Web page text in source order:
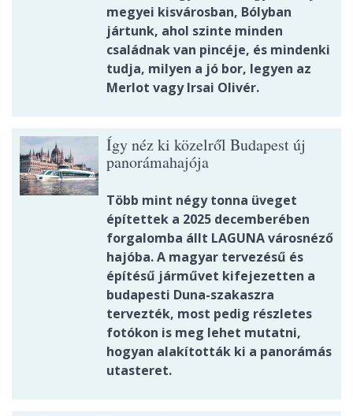
megyei kisvárosban, Bólyban
jártunk, ahol szinte minden
családnak van pincéje, és mindenki
tudja, milyen a jó bor, legyen az
Merlot vagy Irsai Olivér.
Így néz ki közelről Budapest új
panorámahajója
Több mint négy tonna üveget
építettek a 2025 decemberében
forgalomba állt LAGUNA városnéző
hajóba. A magyar tervezésű és
építésű járművet kifejezetten a
budapesti Duna-szakaszra
tervezték, most pedig részletes
fotókon is meg lehet mutatni,
hogyan alakították ki a panorámás
utasteret.